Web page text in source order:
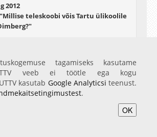
2012
teleskoobi võis Tartu ülikoolile
tagamiseks kasutame
veeb ei töötle ega kogu
kasutab Google Analyticsi teenust.
.
OK